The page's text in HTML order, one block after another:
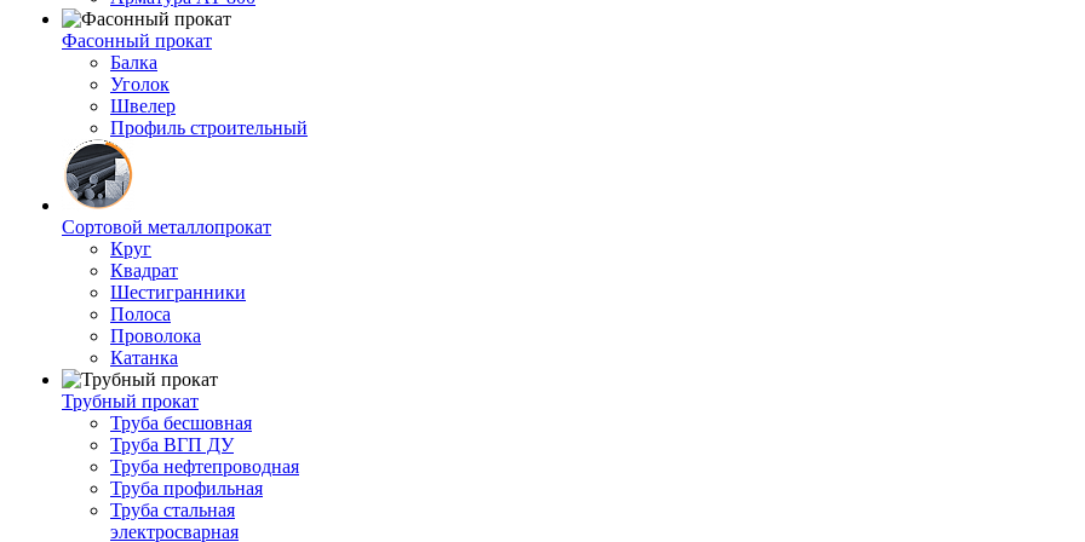
Фасонный прокат
Балка
Уголок
Швелер
Профиль строительный
Сортовой металлопрокат
Круг
Квадрат
Шестигранники
Полоса
Проволока
Катанка
Трубный прокат
Труба бесшовная
Труба ВГП ДУ
Труба нефтепроводная
Труба профильная
Труба стальная
электросварная